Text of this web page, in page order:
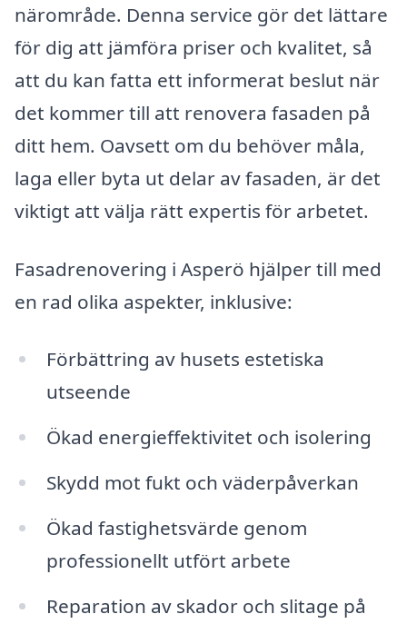
närområde. Denna service gör det lättare
för dig att jämföra priser och kvalitet, så
att du kan fatta ett informerat beslut när
det kommer till att renovera fasaden på
ditt hem. Oavsett om du behöver måla,
laga eller byta ut delar av fasaden, är det
viktigt att välja rätt expertis för arbetet.
Fasadrenovering i Asperö hjälper till med
en rad olika aspekter, inklusive:
Förbättring av husets estetiska
utseende
Ökad energieffektivitet och isolering
Skydd mot fukt och väderpåverkan
Ökad fastighetsvärde genom
professionellt utfört arbete
Reparation av skador och slitage på